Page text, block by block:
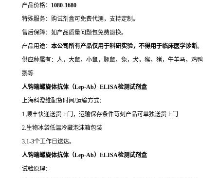
产品价格： 1080-1680
特殊服务：购试剂盒可免费代测，支持定制。
售后保障：如产品质量问题包免费退换。
产品用途： 本公司所有产品仅用于科研实验，不得用于临床医学诊断。
供应种属有：人，大鼠，小鼠，豚鼠，兔，犬，猴，猪，牛羊马，鸡鸭
鹅等
人钩端螺旋体抗体（Lep-Ab）ELISA检测试剂盒
上海科澄维配货时间/运输方式：
1.顺丰快递送货上门，运输保存条件苛刻产品可单独送货上门
2.生物冰袋低温冷藏泡沫箱包装
3.1-3个工作日送达。
人钩端螺旋体抗体（Lep-Ab）ELISA检测试剂盒
试验原理：